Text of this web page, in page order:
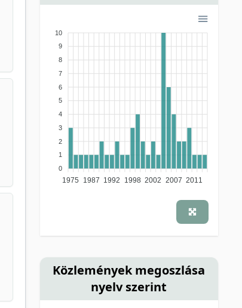
10
9
8
7
6
5
4
3
2
1
0
1975 1987 1992 1998 2002 2007 2011
Közlemények megoszlása
nyelv szerint